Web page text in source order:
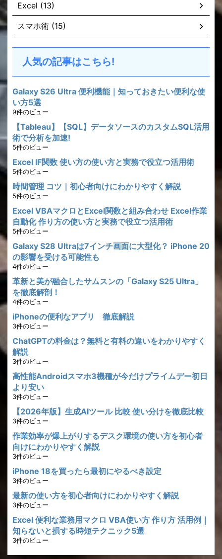
Excel (13)
スマホ術 (15)
人気の記事はこちら!
Galaxy S26 Ultra 便利機能｜知っておきたい便利な使
い方5選
9件のビュー
【Tableau】【SQL】データソースのカスタムSQL活用
術で分析を加速!
5件のビュー
Excel IF関数 使い方の使い方と実務で役立つ活用術
5件のビュー
時間管理 コツ｜初心者向けにわかりやすく解説
5件のビュー
Excel VBAマクロとExcel関数と組み合わせ Excel作業
自動化 作り方の使い方と実務で役立つ活用術
5件のビュー
Galaxy S28 Ultraは7インチ画面に大型化？ iPhone 20
の影響を受ける可能性も
4件のビュー
革新と美が融合したサムスンの「Galaxy S25 Ultra」
を徹底解剖！
4件のビュー
iPhoneの便利なアプリ 徹底解説
3件のビュー
ChatGPTの料金は？無料と有料の違いをわかりやすく
解説
3件のビュー
高性能Androidスマホ3機種が今だけプライムデー初日
より安い
3件のビュー
【2026年版】生成AIツール 比較 使い分けを徹底比較
3件のビュー
作業効率が爆上がりするデスク環境の使い方を初心者
向けにわかりやすく解説
3件のビュー
iPhone 18を買ったら最初にやるべき設定
3件のビュー
最新の使い方を初心者向けにわかりやすく解説
3件のビュー
Excel 便利な業務用マクロ VBA使い方 作り方 活用例｜
知らないと損する時短テクニック5選
3件のビュー